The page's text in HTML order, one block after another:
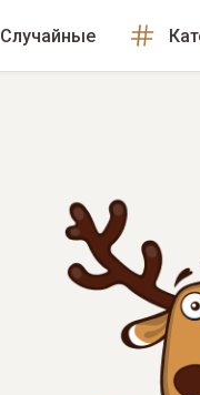
Случайные